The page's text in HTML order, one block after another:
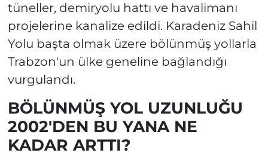
tüneller, demiryolu hattı ve havalimanı
projelerine kanalize edildi. Karadeniz Sahil
Yolu başta olmak üzere bölünmüş yollarla
Trabzon'un ülke geneline bağlandığı
vurgulandı.
BÖLÜNMÜŞ YOL UZUNLUĞU
2002'DEN BU YANA NE
KADAR ARTTI?